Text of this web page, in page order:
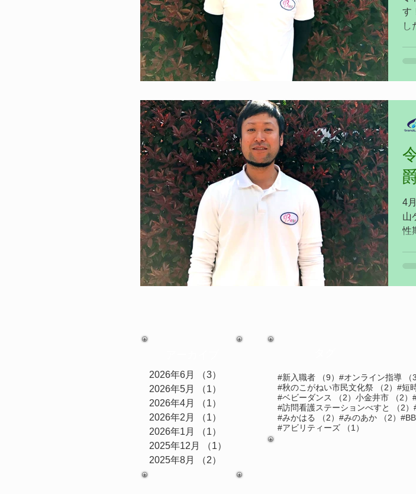
す
し
4
山
性
2026年6月 （3）
2026年5月
（1）
2026年4月
（1）
2026年2月
（1）
2026年1月
（1）
2025年12月
（1）
1件の記事
2025年8月
（2）
#新入職者 （9） 9件の記事
#オンライン指導 （
#秋のこがねい市民文化祭
（2） 2件
#短
#ベビーダンス
（2） 2件の記事
小金井市 （2）
#訪問看護ステーションべすと
（2）
#みかはる
（2） 2件の記事
#みのあか （2） 2件
#アビリティーズ
（1）